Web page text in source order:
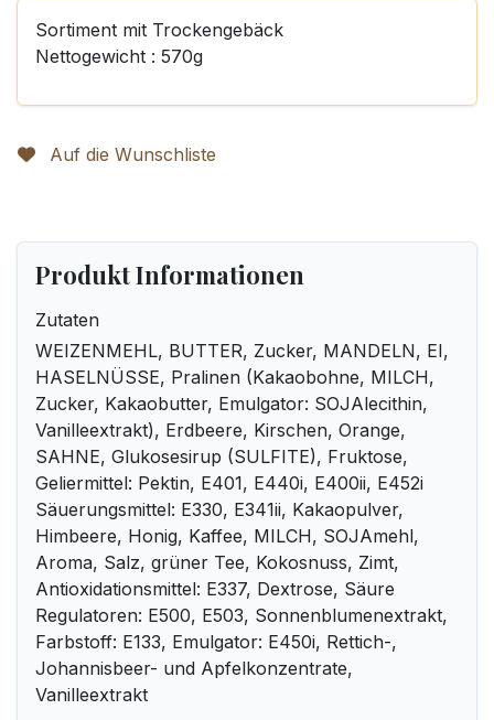
Sortiment mit Trockengebäck
Nettogewicht : 570g
Auf die Wunschliste
Produkt Informationen
Zutaten
WEIZENMEHL, BUTTER, Zucker, MANDELN, EI,
HASELNÜSSE, Pralinen (Kakaobohne, MILCH,
Zucker, Kakaobutter, Emulgator: SOJAlecithin,
Vanilleextrakt), Erdbeere, Kirschen, Orange,
SAHNE, Glukosesirup (SULFITE), Fruktose,
Geliermittel: Pektin, E401, E440i, E400ii, E452i
Säuerungsmittel: E330, E341ii, Kakaopulver,
Himbeere, Honig, Kaffee, MILCH, SOJAmehl,
Aroma, Salz, grüner Tee, Kokosnuss, Zimt,
Antioxidationsmittel: E337, Dextrose, Säure
Regulatoren: E500, E503, Sonnenblumenextrakt,
Farbstoff: E133, Emulgator: E450i, Rettich-,
Johannisbeer- und Apfelkonzentrate,
Vanilleextrakt